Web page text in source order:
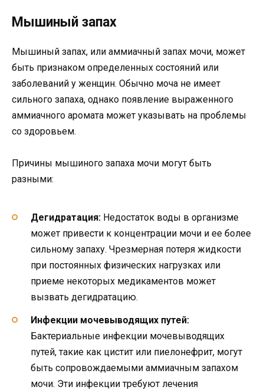
Мышиный запах
Мышиный запах, или аммиачный запах мочи, может
быть признаком определенных состояний или
заболеваний у женщин. Обычно моча не имеет
сильного запаха, однако появление выраженного
аммиачного аромата может указывать на проблемы
со здоровьем.
Причины мышиного запаха мочи могут быть
разными:
Дегидратация: Недостаток воды в организме
может привести к концентрации мочи и ее более
сильному запаху. Чрезмерная потеря жидкости
при постоянных физических нагрузках или
приеме некоторых медикаментов может
вызвать дегидратацию.
Инфекции мочевыводящих путей:
Бактериальные инфекции мочевыводящих
путей, такие как цистит или пиелонефрит, могут
быть сопровождаемыми аммиачным запахом
мочи. Эти инфекции требуют лечения